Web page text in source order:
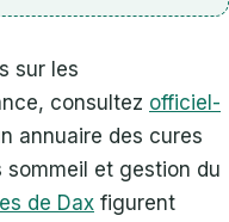
sur les
consultez officiel-
annuaire des cures
et gestion du
de Dax figurent